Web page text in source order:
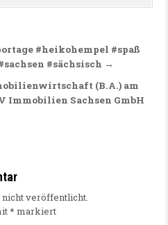
#heikohempel #spaß
#sächsisch →
(B.A.) am
Immobilien Sachsen GmbH
veröffentlicht.
* markiert